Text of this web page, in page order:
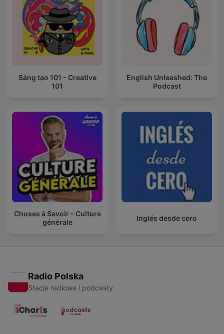
Sáng tạo 101 - Creative
101
English Unleashed: The
Podcast
Choses à Savoir - Culture
générale
Inglés desde cero
Radio Polska
Stacje radiowe i podcasty